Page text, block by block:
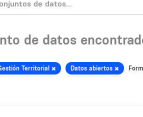
de datos
Territorial Datos abiertos